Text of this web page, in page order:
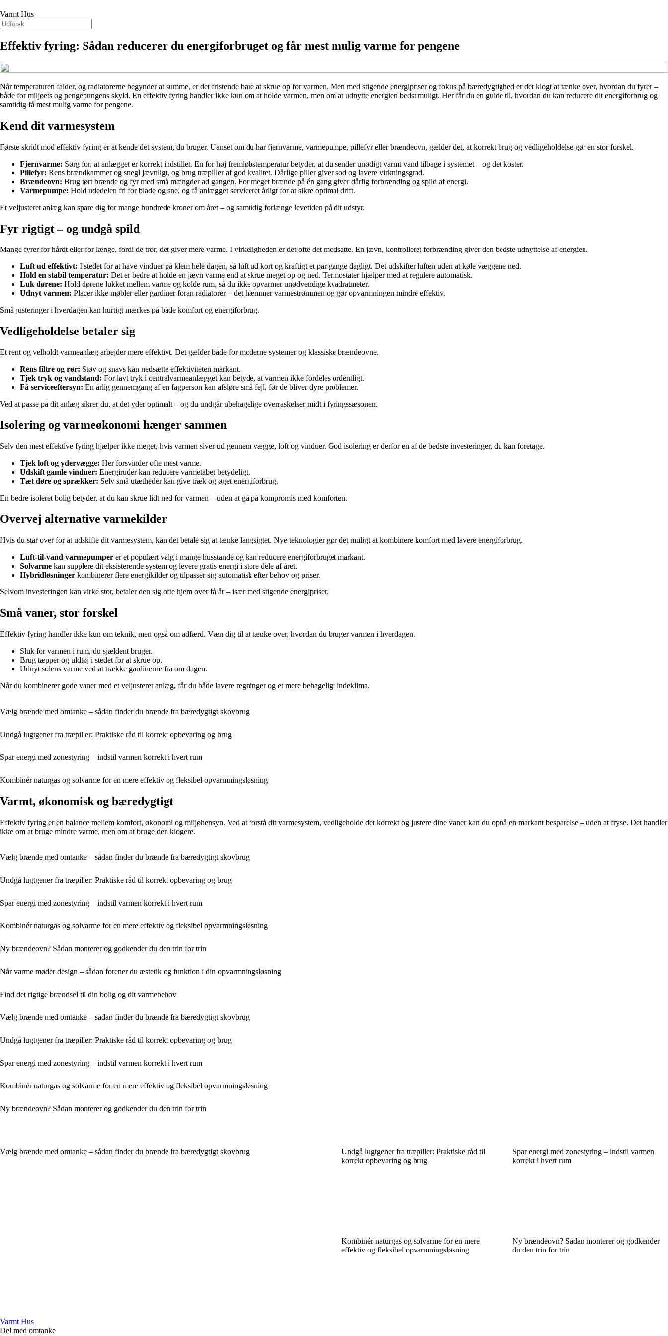
Varmt Hus
Effektiv fyring: Sådan reducerer du energiforbruget og får mest mulig varme for pengene
Når temperaturen falder, og radiatorerne begynder at summe, er det fristende bare at skrue op for varmen. Men med stigende energipriser og fokus på bæredygtighed er det klogt at tænke over, hvordan du fyrer –
både for miljøets og pengepungens skyld. En effektiv fyring handler ikke kun om at holde varmen, men om at udnytte energien bedst muligt. Her får du en guide til, hvordan du kan reducere dit energiforbrug og
samtidig få mest mulig varme for pengene.
Kend dit varmesystem
Første skridt mod effektiv fyring er at kende det system, du bruger. Uanset om du har fjernvarme, varmepumpe, pillefyr eller brændeovn, gælder det, at korrekt brug og vedligeholdelse gør en stor forskel.
Fjernvarme: Sørg for, at anlægget er korrekt indstillet. En for høj fremløbstemperatur betyder, at du sender unødigt varmt vand tilbage i systemet – og det koster.
Pillefyr: Rens brændkammer og snegl jævnligt, og brug træpiller af god kvalitet. Dårlige piller giver sod og lavere virkningsgrad.
Brændeovn: Brug tørt brænde og fyr med små mængder ad gangen. For meget brænde på én gang giver dårlig forbrænding og spild af energi.
Varmepumpe: Hold udedelen fri for blade og sne, og få anlægget serviceret årligt for at sikre optimal drift.
Et veljusteret anlæg kan spare dig for mange hundrede kroner om året – og samtidig forlænge levetiden på dit udstyr.
Fyr rigtigt – og undgå spild
Mange fyrer for hårdt eller for længe, fordi de tror, det giver mere varme. I virkeligheden er det ofte det modsatte. En jævn, kontrolleret forbrænding giver den bedste udnyttelse af energien.
Luft ud effektivt: I stedet for at have vinduer på klem hele dagen, så luft ud kort og kraftigt et par gange dagligt. Det udskifter luften uden at køle væggene ned.
Hold en stabil temperatur: Det er bedre at holde en jævn varme end at skrue meget op og ned. Termostater hjælper med at regulere automatisk.
Luk dørene: Hold dørene lukket mellem varme og kolde rum, så du ikke opvarmer unødvendige kvadratmeter.
Udnyt varmen: Placer ikke møbler eller gardiner foran radiatorer – det hæmmer varmestrømmen og gør opvarmningen mindre effektiv.
Små justeringer i hverdagen kan hurtigt mærkes på både komfort og energiforbrug.
Vedligeholdelse betaler sig
Et rent og velholdt varmeanlæg arbejder mere effektivt. Det gælder både for moderne systemer og klassiske brændeovne.
Rens filtre og rør: Støv og snavs kan nedsætte effektiviteten markant.
Tjek tryk og vandstand: For lavt tryk i centralvarmeanlægget kan betyde, at varmen ikke fordeles ordentligt.
Få serviceeftersyn: En årlig gennemgang af en fagperson kan afsløre små fejl, før de bliver dyre problemer.
Ved at passe på dit anlæg sikrer du, at det yder optimalt – og du undgår ubehagelige overraskelser midt i fyringssæsonen.
Isolering og varmeøkonomi hænger sammen
Selv den mest effektive fyring hjælper ikke meget, hvis varmen siver ud gennem vægge, loft og vinduer. God isolering er derfor en af de bedste investeringer, du kan foretage.
Tjek loft og ydervægge: Her forsvinder ofte mest varme.
Udskift gamle vinduer: Energiruder kan reducere varmetabet betydeligt.
Tæt døre og sprækker: Selv små utætheder kan give træk og øget energiforbrug.
En bedre isoleret bolig betyder, at du kan skrue lidt ned for varmen – uden at gå på kompromis med komforten.
Overvej alternative varmekilder
Hvis du står over for at udskifte dit varmesystem, kan det betale sig at tænke langsigtet. Nye teknologier gør det muligt at kombinere komfort med lavere energiforbrug.
Luft-til-vand varmepumper er et populært valg i mange husstande og kan reducere energiforbruget markant.
Solvarme kan supplere dit eksisterende system og levere gratis energi i store dele af året.
Hybridløsninger kombinerer flere energikilder og tilpasser sig automatisk efter behov og priser.
Selvom investeringen kan virke stor, betaler den sig ofte hjem over få år – især med stigende energipriser.
Små vaner, stor forskel
Effektiv fyring handler ikke kun om teknik, men også om adfærd. Væn dig til at tænke over, hvordan du bruger varmen i hverdagen.
Sluk for varmen i rum, du sjældent bruger.
Brug tæpper og uldtøj i stedet for at skrue op.
Udnyt solens varme ved at trække gardinerne fra om dagen.
Når du kombinerer gode vaner med et veljusteret anlæg, får du både lavere regninger og et mere behageligt indeklima.
Vælg brænde med omtanke – sådan finder du brænde fra bæredygtigt skovbrug
Undgå lugtgener fra træpiller: Praktiske råd til korrekt opbevaring og brug
Spar energi med zonestyring – indstil varmen korrekt i hvert rum
Kombinér naturgas og solvarme for en mere effektiv og fleksibel opvarmningsløsning
Varmt, økonomisk og bæredygtigt
Effektiv fyring er en balance mellem komfort, økonomi og miljøhensyn. Ved at forstå dit varmesystem, vedligeholde det korrekt og justere dine vaner kan du opnå en markant besparelse – uden at fryse. Det handler
ikke om at bruge mindre varme, men om at bruge den klogere.
Vælg brænde med omtanke – sådan finder du brænde fra bæredygtigt skovbrug
Undgå lugtgener fra træpiller: Praktiske råd til korrekt opbevaring og brug
Spar energi med zonestyring – indstil varmen korrekt i hvert rum
Kombinér naturgas og solvarme for en mere effektiv og fleksibel opvarmningsløsning
Ny brændeovn? Sådan monterer og godkender du den trin for trin
Når varme møder design – sådan forener du æstetik og funktion i din opvarmningsløsning
Find det rigtige brændsel til din bolig og dit varmebehov
Vælg brænde med omtanke – sådan finder du brænde fra bæredygtigt skovbrug
Undgå lugtgener fra træpiller: Praktiske råd til korrekt opbevaring og brug
Spar energi med zonestyring – indstil varmen korrekt i hvert rum
Kombinér naturgas og solvarme for en mere effektiv og fleksibel opvarmningsløsning
Ny brændeovn? Sådan monterer og godkender du den trin for trin
Vælg brænde med omtanke – sådan finder du brænde fra bæredygtigt skovbrug
Undgå lugtgener fra træpiller: Praktiske råd til
korrekt opbevaring og brug
Spar energi med zonestyring – indstil varmen
korrekt i hvert rum
Kombinér naturgas og solvarme for en mere
effektiv og fleksibel opvarmningsløsning
Ny brændeovn? Sådan monterer og godkender
du den trin for trin
Varmt Hus
Del med omtanke